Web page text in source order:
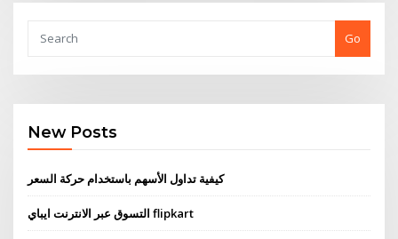
Go
New Posts
كيفية تداول الأسهم باستخدام حركة السعر
التسوق عبر الانترنت ايباي flipkart